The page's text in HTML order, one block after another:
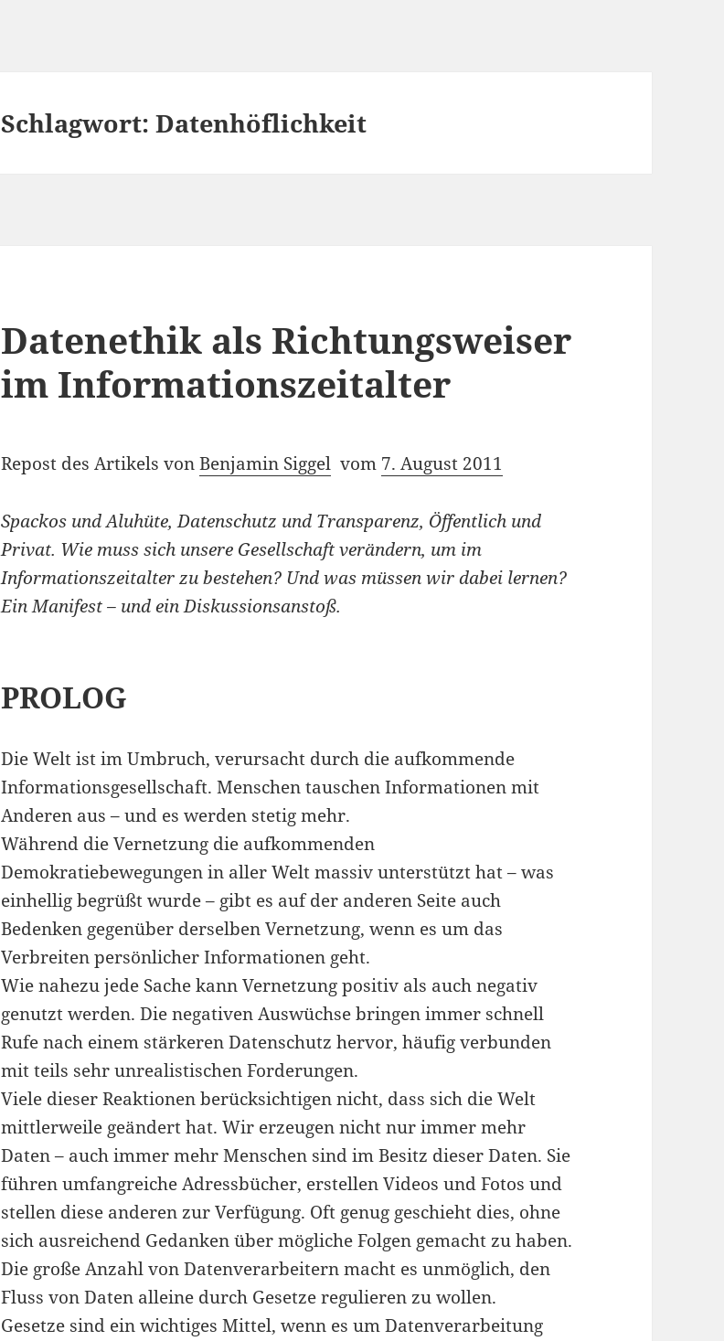
Schlagwort:Datenhöflichkeit
Datenethik als Richtungsweiser
im Informationszeitalter
Repost des Artikels vonBenjamin Siggel vom 7. August 2011
Spackos und Aluhüte, Datenschutz und Transparenz, Öffentlich und
Privat. Wie muss sich unsere Gesellschaft verändern, um im
Informationszeitalter zu bestehen? Und was müssen wir dabei lernen?
Ein Manifest – und ein Diskussionsanstoß.
PROLOG
Die Welt ist im Umbruch, verursacht durch die aufkommende
Informationsgesellschaft. Menschen tauschen Informationen mit
Anderen aus – und es werden stetig mehr.
Während die Vernetzung die aufkommenden
Demokratiebewegungen in aller Welt massiv unterstützt hat – was
einhellig begrüßt wurde – gibt es auf der anderen Seite auch
Bedenken gegenüber derselben Vernetzung, wenn es um das
Verbreiten persönlicher Informationen geht.
Wie nahezu jede Sache kann Vernetzung positiv als auch negativ
genutzt werden. Die negativen Auswüchse bringen immer schnell
Rufe nach einem stärkeren Datenschutz hervor, häufig verbunden
mit teils sehr unrealistischen Forderungen.
Viele dieser Reaktionen berücksichtigen nicht, dass sich die Welt
mittlerweile geändert hat. Wir erzeugen nicht nur immer mehr
Daten – auch immer mehr Menschen sind im Besitz dieser Daten. Sie
führen umfangreiche Adressbücher, erstellen Videos und Fotos und
stellen diese anderen zur Verfügung. Oft genug geschieht dies, ohne
sich ausreichend Gedanken über mögliche Folgen gemacht zu haben.
Die große Anzahl von Datenverarbeitern macht es unmöglich, den
Fluss von Daten alleine durch Gesetze regulieren zu wollen.
Gesetze sind ein wichtiges Mittel, wenn es um Datenverarbeitung